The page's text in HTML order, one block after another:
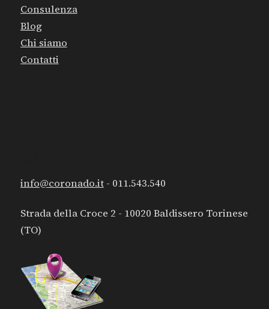
Consulenza
Blog
Chi siamo
Contatti
info@coronado.it- 011.543.540
Strada della Croce 2 - 10020 Baldissero Torinese
(TO)